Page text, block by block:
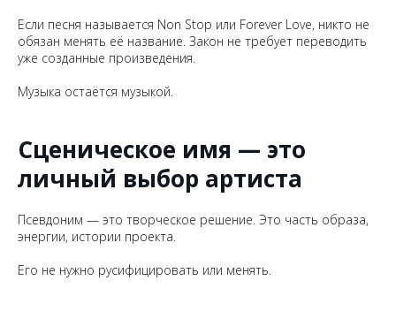
Если песня называется Non Stop или Forever Love, никто не
обязан менять её название. Закон не требует переводить
уже созданные произведения.
Музыка остаётся музыкой.
Сценическое имя — это
личный выбор артиста
Псевдоним — это творческое решение. Это часть образа,
энергии, истории проекта.
Его не нужно русифицировать или менять.